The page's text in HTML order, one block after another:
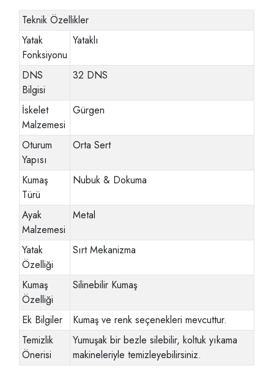
Teknik Özellikler
Yatak
Fonksiyonu
Yataklı
DNS
Bilgisi
32 DNS
İskelet
Malzemesi
Gürgen
Oturum
Yapısı
Orta Sert
Kumaş
Türü
Nubuk & Dokuma
Ayak
Malzemesi
Metal
Yatak
Özelliği
Sırt Mekanizma
Kumaş
Özelliği
Silinebilir Kumaş
Ek Bilgiler
Kumaş ve renk seçenekleri mevcuttur.
Temizlik
Önerisi
Yumuşak bir bezle silebilir, koltuk yıkama
makineleriyle temizleyebilirsiniz.